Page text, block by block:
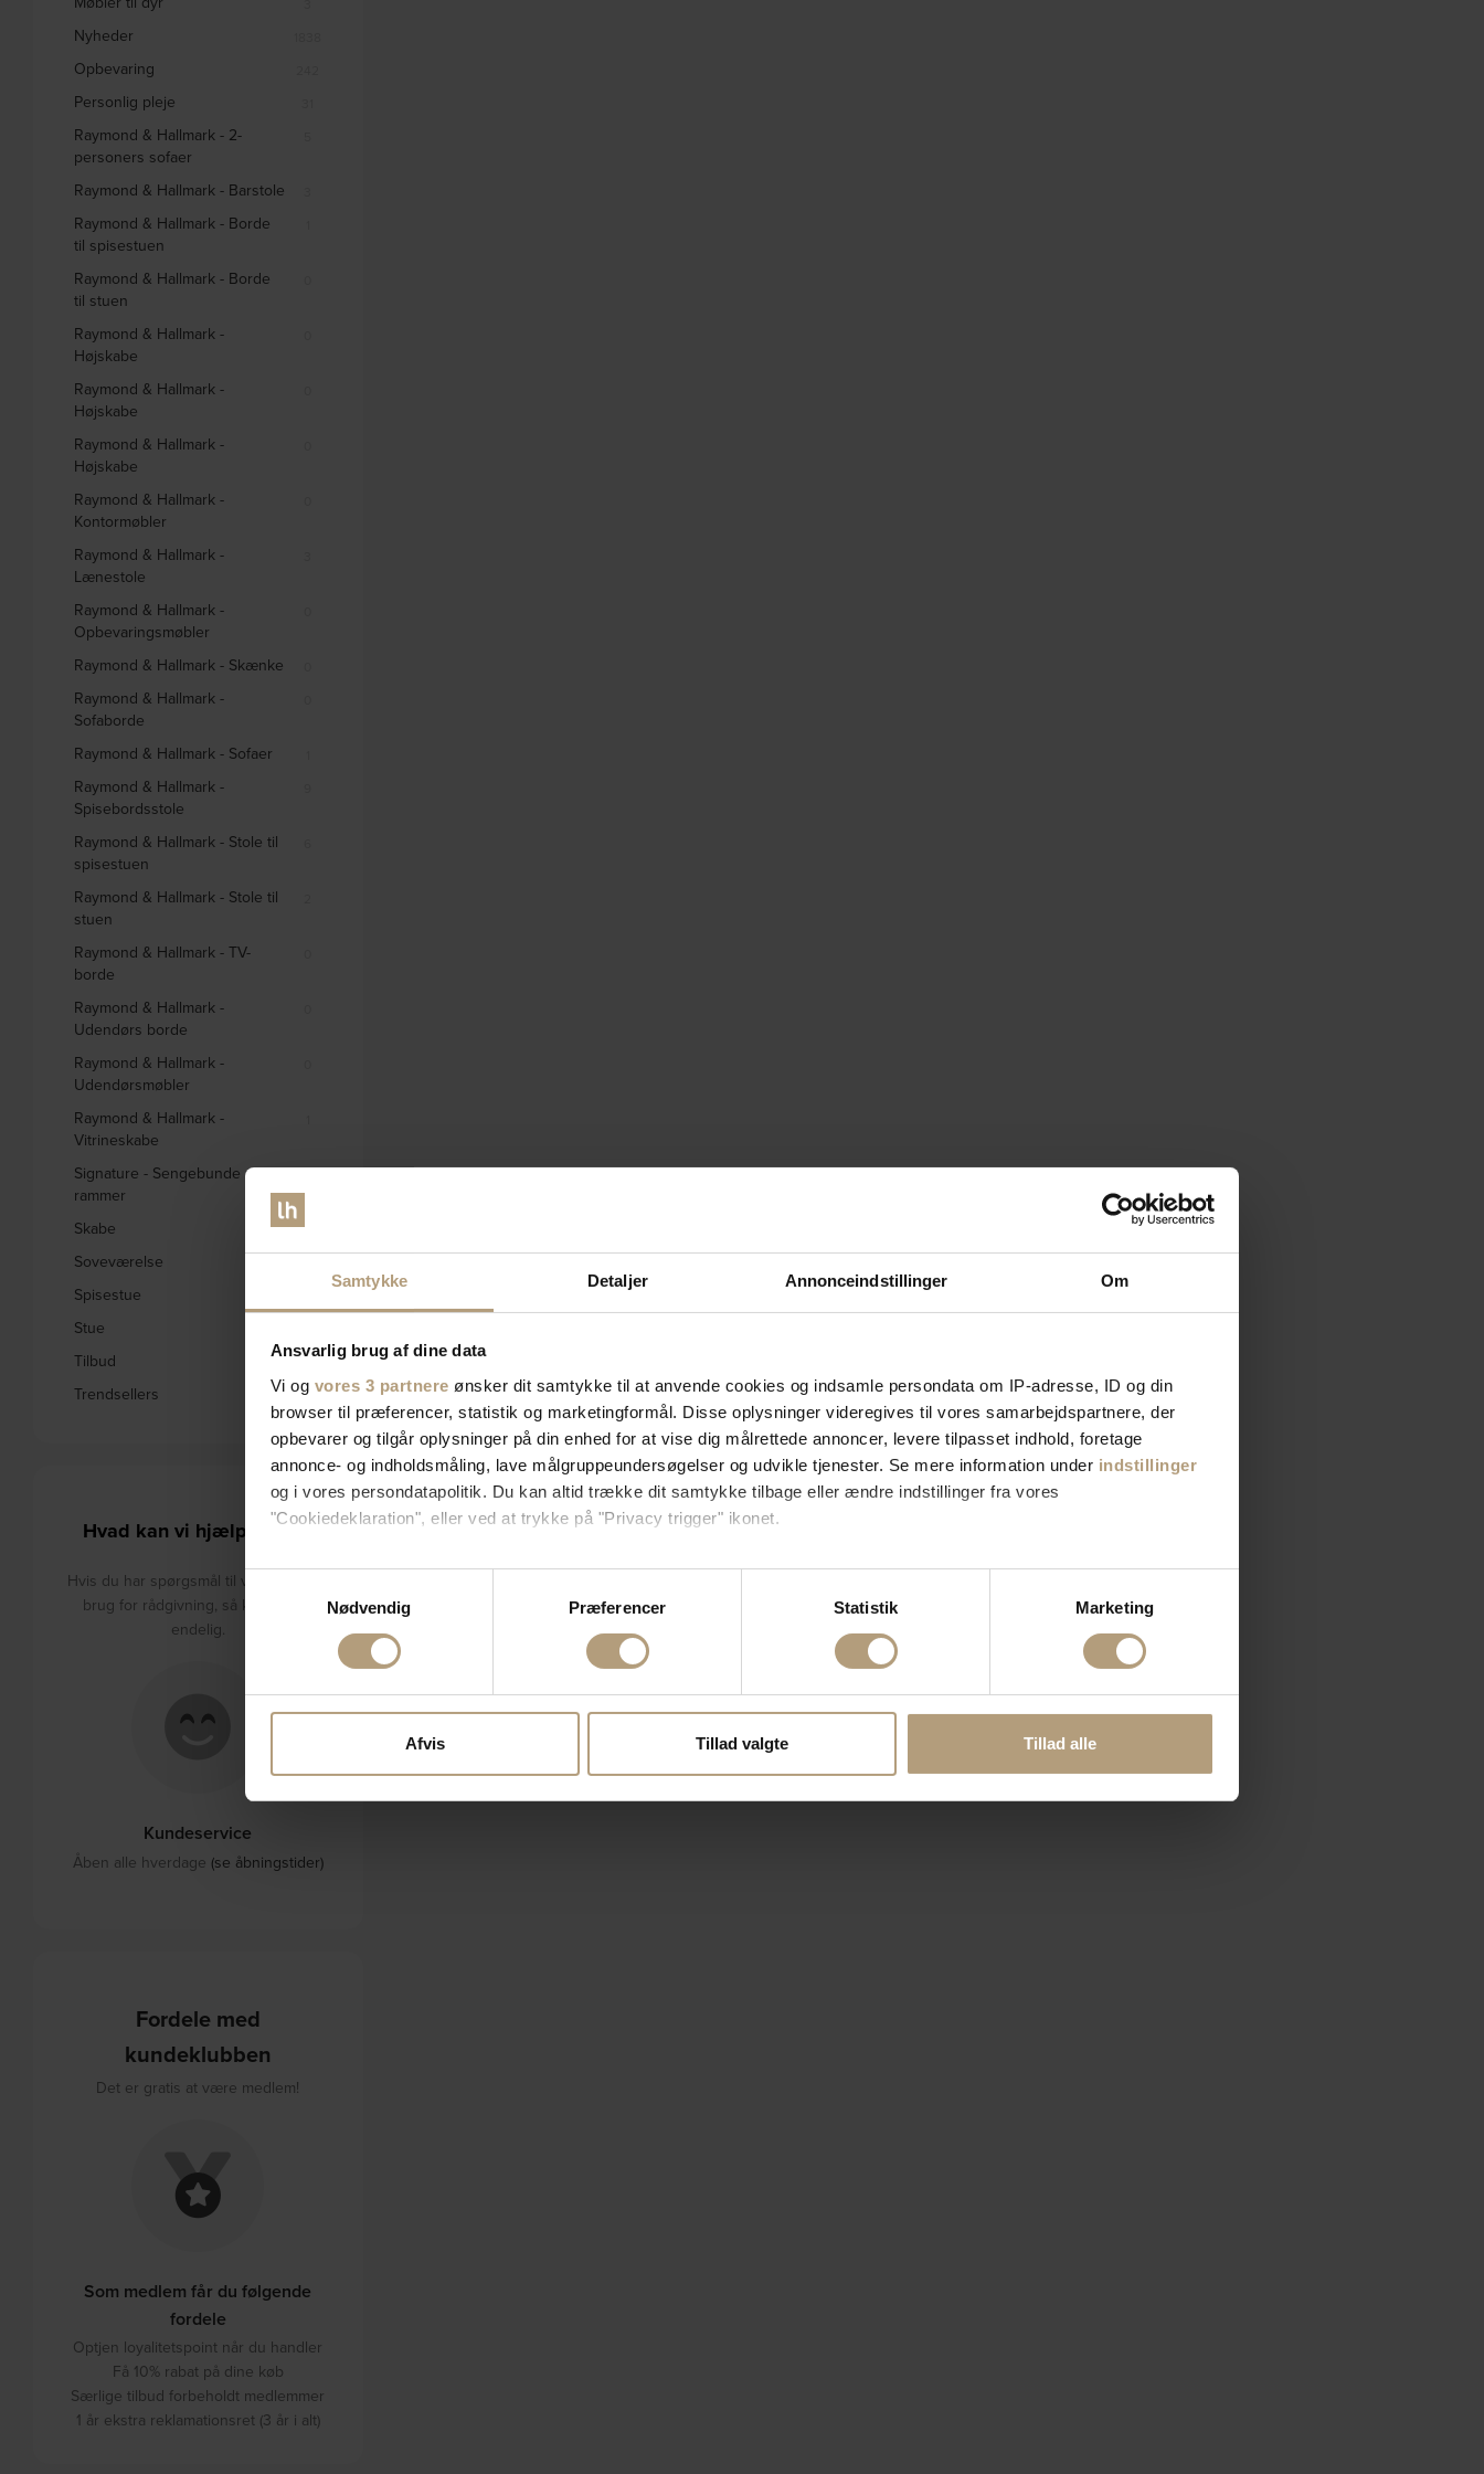
Samtykke Detaljer Annonceindstillinger Om
Ansvarlig brug af dine data
Vi og vores 3 partnere ønsker dit samtykke til at anvende cookies og indsamle persondata om IP-adresse, ID og din
browser til præferencer, statistik og marketingformål. Disse oplysninger videregives til vores samarbejdspartnere, der
opbevarer og tilgår oplysninger på din enhed for at vise dig målrettede annoncer, levere tilpasset indhold, foretage
annonce- og indholdsmåling, lave målgruppeundersøgelser og udvikle tjenester. Se mere information under indstillinger
og i vores persondatapolitik. Du kan altid trække dit samtykke tilbage eller ændre indstillinger fra vores
"Cookiedeklaration", eller ved at trykke på "Privacy trigger" ikonet.
Hvis du tillader det, vil vi også gerne:
Indsamle præcise oplysninger om din placering, der kan være nøjagtig inden for få meter
Identificere din enhed baseret på en scanning af dens unikke karakteristika (fingerprinting)
Dine valg anvendes på hele websitet.
annonceringspartnere og analysepartnere. Vores partnere kan kombinere disse data med andre oplysninger, du har givet
dem, eller som de har indsamlet fra din brug af deres tjenester.
Samtykkevalg
Nødvendig
Præferencer Statistik Marketing
Afvis Tillad valgte Tillad alle
Nyheder
Opbevaring
Personlig pleje
Raymond & Hallmark - 2-
personers sofaer
Raymond & Hallmark - Barstole
Raymond & Hallmark - Borde
til spisestuen
Raymond & Hallmark - Borde
til stuen
Raymond & Hallmark -
Højskabe
Raymond & Hallmark -
Højskabe
Raymond & Hallmark -
Højskabe
Raymond & Hallmark -
Kontormøbler
Raymond & Hallmark -
Lænestole
Raymond & Hallmark -
Opbevaringsmøbler
Raymond & Hallmark - Skænke
Raymond & Hallmark -
Sofaborde
Raymond & Hallmark - Sofaer
Raymond & Hallmark -
Spisebordsstole
Raymond & Hallmark - Stole til
spisestuen
Raymond & Hallmark - Stole til
stuen
Raymond & Hallmark - TV-
borde
Raymond & Hallmark -
Udendørs borde
Raymond & Hallmark -
Udendørsmøbler
Raymond & Hallmark -
Vitrineskabe
Signature - Sengebunde og
rammer
Skabe 333
Soveværelse
Spisestue
Stue
Tilbud 1846
Trendsellers 572
Hvad kan vi hjælpe med?
Hvis du har spørgsmål til varerne eller
brug for rådgivning, så kontakt os
endelig.
Kundeservice
Åben alle hverdage (se åbningstider)
Fordele med
kundeklubben
Det er gratis at være medlem!
Som medlem får du følgende
fordele
Optjen loyalitetspoint når du handler
Få 10% rabat på dine køb
Særlige tilbud forbeholdt medlemmer
1 år ekstra reklamationsret (3 år i alt)